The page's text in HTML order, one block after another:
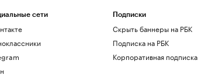
сети Подписки
Скрыть баннеры на РБК
Подписка на РБК
Корпоративная подписка